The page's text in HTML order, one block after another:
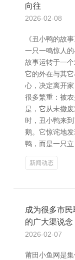
向往
2026-02-08
《丑小鸭的故
一只一鸣惊人
故事运转于一
它的外在与其
心，决定离开
很多繁重：被
是，它从未撤
时，丑小鸭来
鹅。它惊诧地
鸭，而是一只立
新闻动态
成为很多市
的广大渠说念
2026-02-07
莆田小鱼网是